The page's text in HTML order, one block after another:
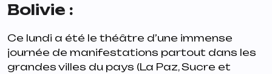
Bolivie :
Ce lundi a été le théâtre d’une immense
journée de manifestations partout dans les
grandes villes du pays (La Paz, Sucre et